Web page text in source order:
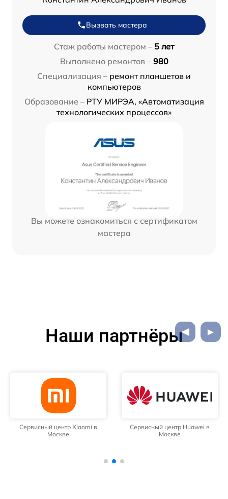
Вызвать мастера
Стаж работы мастером – 5 лет
Выполнено ремонтов – 980
Специализация – ремонт планшетов и
компьютеров
Образование – РТУ МИРЭА, «Автоматизация
технологических процессов»
Вы можете ознакомиться с сертификатом
мастера
Наши партнёры
Сервисный центр Xiaomi в
Москве
Сервисный центр Huawei в
Москве